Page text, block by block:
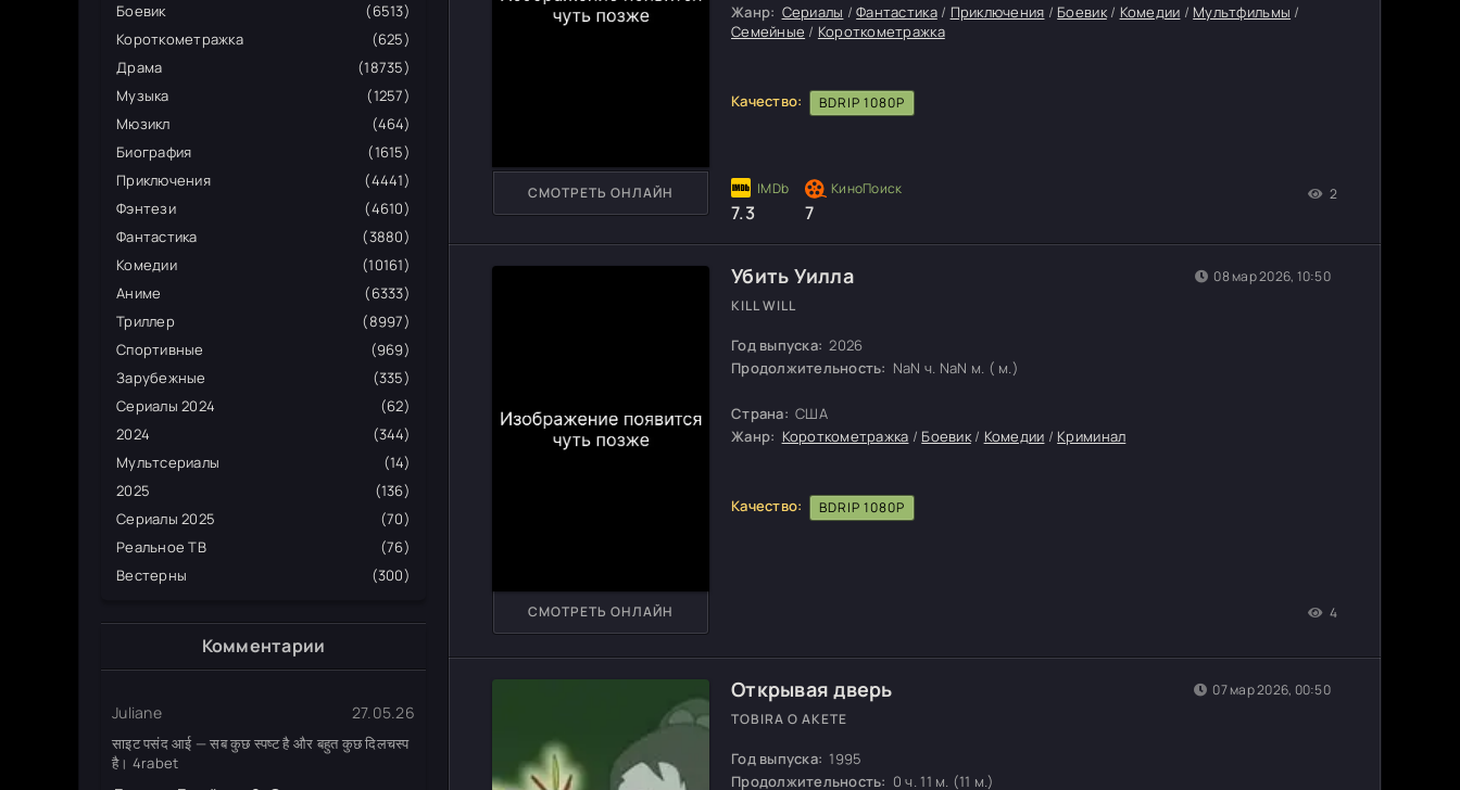
Боевик
(6513)
Короткометражка
(625)
Драма
(18735)
Музыка
(1257)
Мюзикл
(464)
Биография
(1615)
Приключения
(4441)
Фэнтези
(4610)
Фантастика
(3880)
Комедии
(10161)
Аниме
(6333)
Триллер
(8997)
Спортивные
(969)
Зарубежные
(335)
Сериалы 2024
(62)
2024
(344)
Мультсериалы
(14)
2025
(136)
Сериалы 2025
(70)
Реальное ТВ
(76)
Вестерны
(300)
Комментарии
Juliane 27.05.26
साइट पसंद आई — सब कुछ स्पष्ट है और बहुत कुछ दिलचस्प
है। 4rabet
Жанр: Сериалы /Фантастика/ Приключения / Боевик/ Комедии / Мультфильмы /
Семейные / Короткометражка
Качество: BDRIP 1080P
СМОТРЕТЬ ОНЛАЙН
7.3 7
2
Убить Уилла
KILL WILL
Год выпуска: 2026
Продолжительность: NaN ч. NaN м. ( м.)
Страна: США
Жанр: Короткометражка / Боевик/ Комедии / Криминал
Качество: BDRIP 1080P
СМОТРЕТЬ ОНЛАЙН 4
08 мар 2026, 10:50
Открывая дверь
TOBIRA O AKETE
Год выпуска: 1995
Продолжительность: 0 ч. 11 м. (11 м.)
07 мар 2026, 00:50